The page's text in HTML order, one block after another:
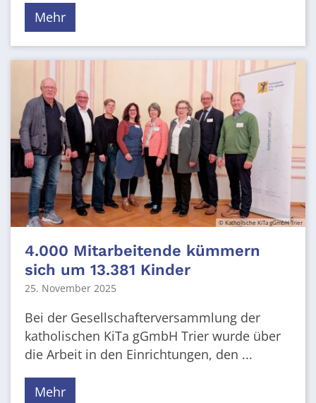
Mehr
© Katholische KiTa gGmbH Trier
4.000 Mitarbeitende kümmern
sich um 13.381 Kinder
25. November 2025
Bei der Gesellschafterversammlung der
katholischen KiTa gGmbH Trier wurde über
die Arbeit in den Einrichtungen, den ...
Mehr